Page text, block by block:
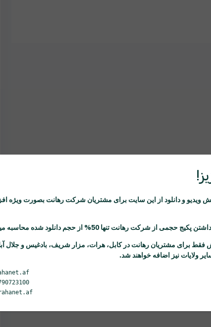
و دانلود از این سایت برای مشتریان شرکت رهانت بصورت ویژه
پکیج حجمی از شرکت رهانت تنها 50% از حجم دانلود شده محاسبه میگردد.
فقط برای مشتریان رهانت در کابل، هرات، مزار شریف، بادغیس و جلال
ولایات نیز اضافه خواهند شد.